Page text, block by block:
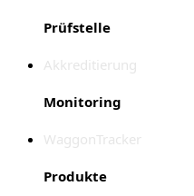
Prüfstelle
Akkreditierung
Monitoring
WaggonTracker
Produkte